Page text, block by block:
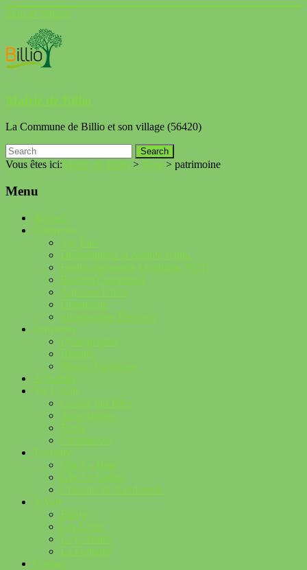
Skip to content
Mairie de Billio
La Commune de Billio et son village (56420)
Vous êtes ici:Mairie de Billio > Blog > patrimoine
Menu
Accueil
Commune
Vos Élus
Délibérations et compte-rendu
Feuille mensuelle (Archives 2022)
Bulletin Communal
Adresses Utiles
Urbanisme
Informations Diverses
Souvenirs
Démographie
Histoire
Photos Anciennes
Actualités
Vie Locale
Comité des fêtes
Associations
École
Commerces
Tourisme
Gîte La Haie
Gîte Le Galloù
Chemins de Randonnée
A Voir
Église
Les Croix
Le Calvaire
La Fontaine
Contact